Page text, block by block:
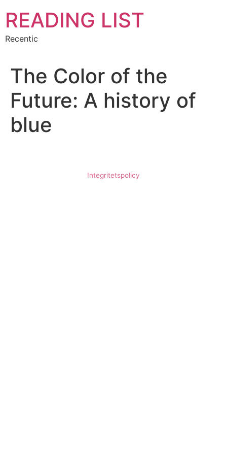
innehåll
READING LIST
Recentic
The Color of the
Future: A history of
blue
Integritetspolicy